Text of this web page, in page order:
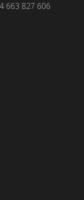
663 827 606